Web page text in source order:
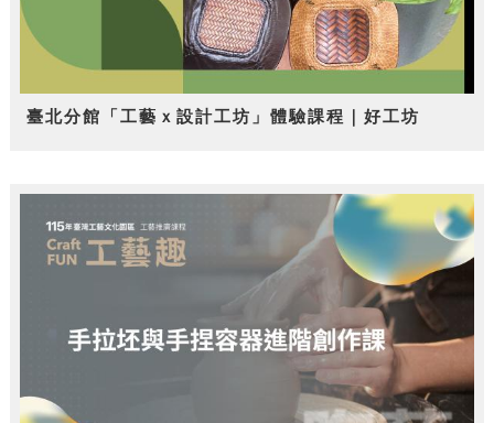
臺北分館「工藝ｘ設計工坊」體驗課程｜好工坊